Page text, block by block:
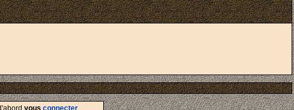
vous connecter